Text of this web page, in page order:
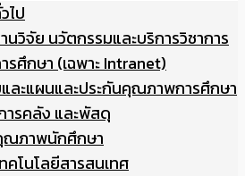
ไป
นวิจัย นวัตกรรมและบริการวิชาการ
รศึกษา (เฉพาะ Intranet)
ละแผนและประกันคุณภาพการศึกษา
ารคลัง และพัสดุ
ภาพนักศึกษา
โนโลยีสารสนเทศ